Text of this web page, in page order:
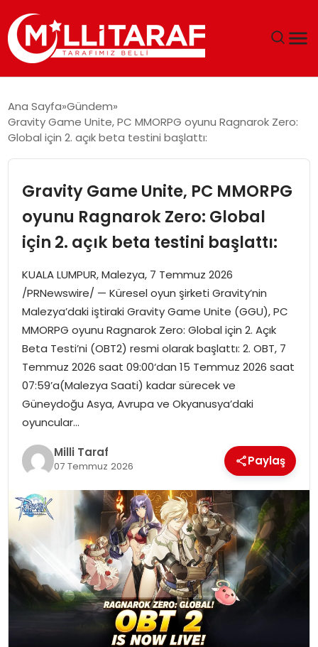
ÖZEL SAYFALAR
SPOR
SIYASET
MAGAZIN
Ana Sayfa Gündem
Gravity Game Unite, PC MMORPG oyunu Ragnarok Zero:
Global için 2. açık beta testini başlattı:
Gravity Game Unite, PC MMORPG
oyunu Ragnarok Zero: Global
için 2. açık beta testini başlattı:
KUALA LUMPUR, Malezya, 7 Temmuz 2026
/PRNewswire/ — Küresel oyun şirketi Gravity’nin
Malezya’daki iştiraki Gravity Game Unite (GGU), PC
MMORPG oyunu Ragnarok Zero: Global için 2. Açık
Beta Testi’ni (OBT2) resmi olarak başlattı: 2. OBT, 7
Temmuz 2026 saat 09:00‘dan 15 Temmuz 2026 saat
07:59’a(Malezya Saati) kadar sürecek ve
Güneydoğu Asya, Avrupa ve Okyanusya’daki
oyuncular…
Milli Taraf
07 Temmuz 2026 Paylaş